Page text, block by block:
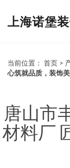
上海诺堡
当前位置： 首页 >
心筑就品质，装饰
唐山市
材料厂